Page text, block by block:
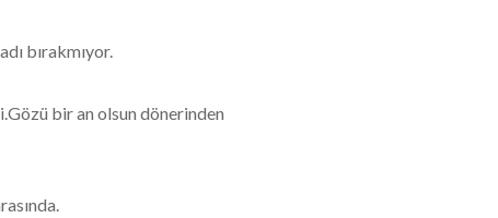
bırakmıyor.
bir an olsun dönerinden